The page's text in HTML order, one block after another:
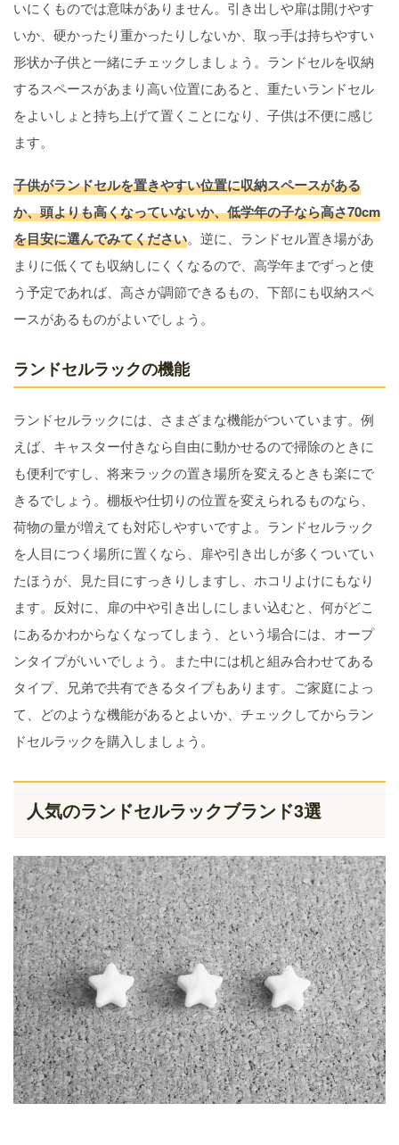
いにくものでは意味がありません。引き出しや扉は開けやす
いか、硬かったり重かったりしないか、取っ手は持ちやすい
形状か子供と一緒にチェックしましょう。ランドセルを収納
するスペースがあまり高い位置にあると、重たいランドセル
をよいしょと持ち上げて置くことになり、子供は不便に感じ
ます。
子供がランドセルを置きやすい位置に収納スペースがある
か、頭よりも高くなっていないか、低学年の子なら高さ70cm
を目安に選んでみてください。逆に、ランドセル置き場があ
まりに低くても収納しにくくなるので、高学年までずっと使
う予定であれば、高さが調節できるもの、下部にも収納スペ
ースがあるものがよいでしょう。
ランドセルラックの機能
ランドセルラックには、さまざまな機能がついています。例
えば、キャスター付きなら自由に動かせるので掃除のときに
も便利ですし、将来ラックの置き場所を変えるときも楽にで
きるでしょう。棚板や仕切りの位置を変えられるものなら、
荷物の量が増えても対応しやすいですよ。ランドセルラック
を人目につく場所に置くなら、扉や引き出しが多くついてい
たほうが、見た目にすっきりしますし、ホコリよけにもなり
ます。反対に、扉の中や引き出しにしまい込むと、何がどこ
にあるかわからなくなってしまう、という場合には、オープ
ンタイプがいいでしょう。また中には机と組み合わせてある
タイプ、兄弟で共有できるタイプもあります。ご家庭によっ
て、どのような機能があるとよいか、チェックしてからラン
ドセルラックを購入しましょう。
人気のランドセルラックブランド3選